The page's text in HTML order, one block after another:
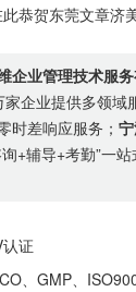
恭贺东莞文章
企业管理技术服
家企业提供多领域
时差响应服务；
询+辅导+考勤”一
证
、GMP、